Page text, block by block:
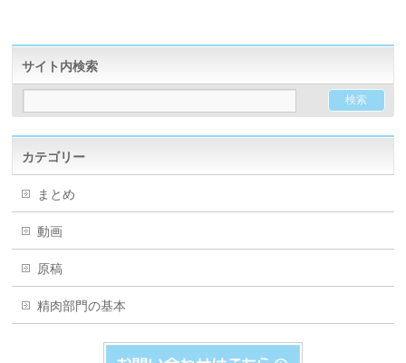
サイト内検索
カテゴリー
まとめ
動画
原稿
精肉部門の基本